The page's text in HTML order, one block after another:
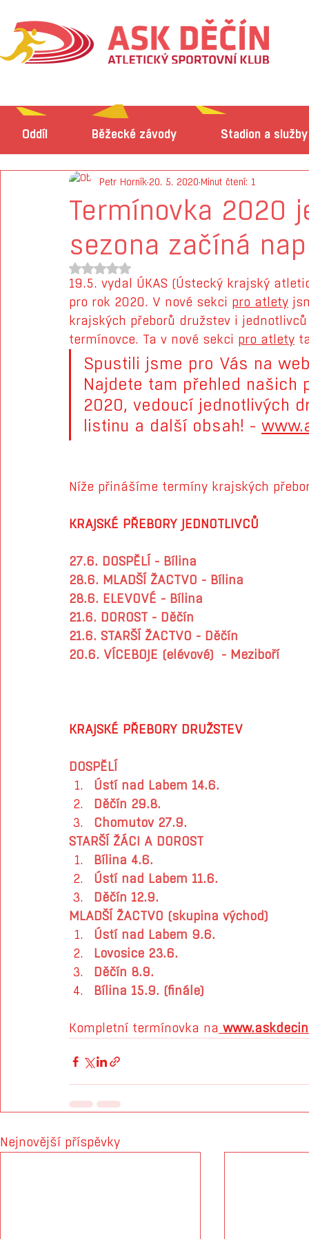
Oddíl Běžecké závody Stadion a služby
Termínovka 2020
sezona začíná
Petr Horník 20. 5. 2020 Minut čtení: 1
Hodnoceno NaN z 5 hvězdiček.
19.5. vydal ÚKAS (Ústecký krajský
pro rok 2020. V nové sekci pro atlety
krajských přeborů družstev i
termínovce. Ta v nové sekci pro atlety
Spustili jsme pro Vás na
Najdete tam přehled
2020, vedoucí jednotlivých
listinu a další obsah! -
Níže přinášíme termíny krajských
KRAJSKÉ PŘEBORY JEDNOTLIVCŮ
27.6. DOSPĚLÍ - Bílina
28.6. MLADŠÍ ŽACTVO - Bílina
28.6. ELEVOVÉ - Bílina
21.6. DOROST - Děčín
21.6. STARŠÍ ŽACTVO - Děčín
20.6. VÍCEBOJE (elévové)  - Meziboří
KRAJSKÉ PŘEBORY DRUŽSTEV
DOSPĚLÍ
Ústí nad Labem 14.6.
Děčín 29.8.
Chomutov 27.9.
STARŠÍ ŽÁCI A DOROST
Bílina 4.6.
Ústí nad Labem 11.6.
Děčín 12.9.
MLADŠÍ ŽACTVO (skupina východ)
Ústí nad Labem 9.6.
Lovosice 23.6.
Děčín 8.9.
Bílina 15.9. (finále)
Kompletní termínovka na
Nejnovější příspěvky